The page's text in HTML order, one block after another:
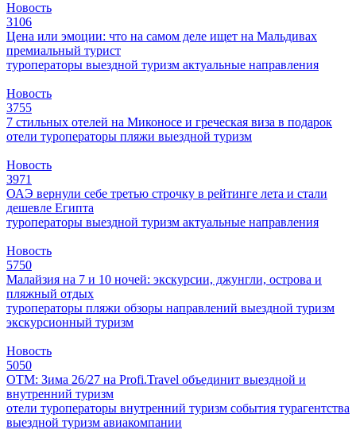
Новость
3106
Цена или эмоции: что на самом деле ищет на Мальдивах
премиальный турист
туроператоры выездной туризм актуальные направления
Новость
3755
7 стильных отелей на Миконосе и греческая виза в подарок
отели туроператоры пляжи выездной туризм
Новость
3971
ОАЭ вернули себе третью строчку в рейтинге лета и стали
дешевле Египта
туроператоры выездной туризм актуальные направления
Новость
5750
Малайзия на 7 и 10 ночей: экскурсии, джунгли, острова и
пляжный отдых
туроператоры пляжи обзоры направлений выездной туризм
экскурсионный туризм
Новость
5050
ОТМ: Зима 26/27 на Profi.Travel объединит выездной и
внутренний туризм
отели туроператоры внутренний туризм события турагентства
выездной туризм авиакомпании